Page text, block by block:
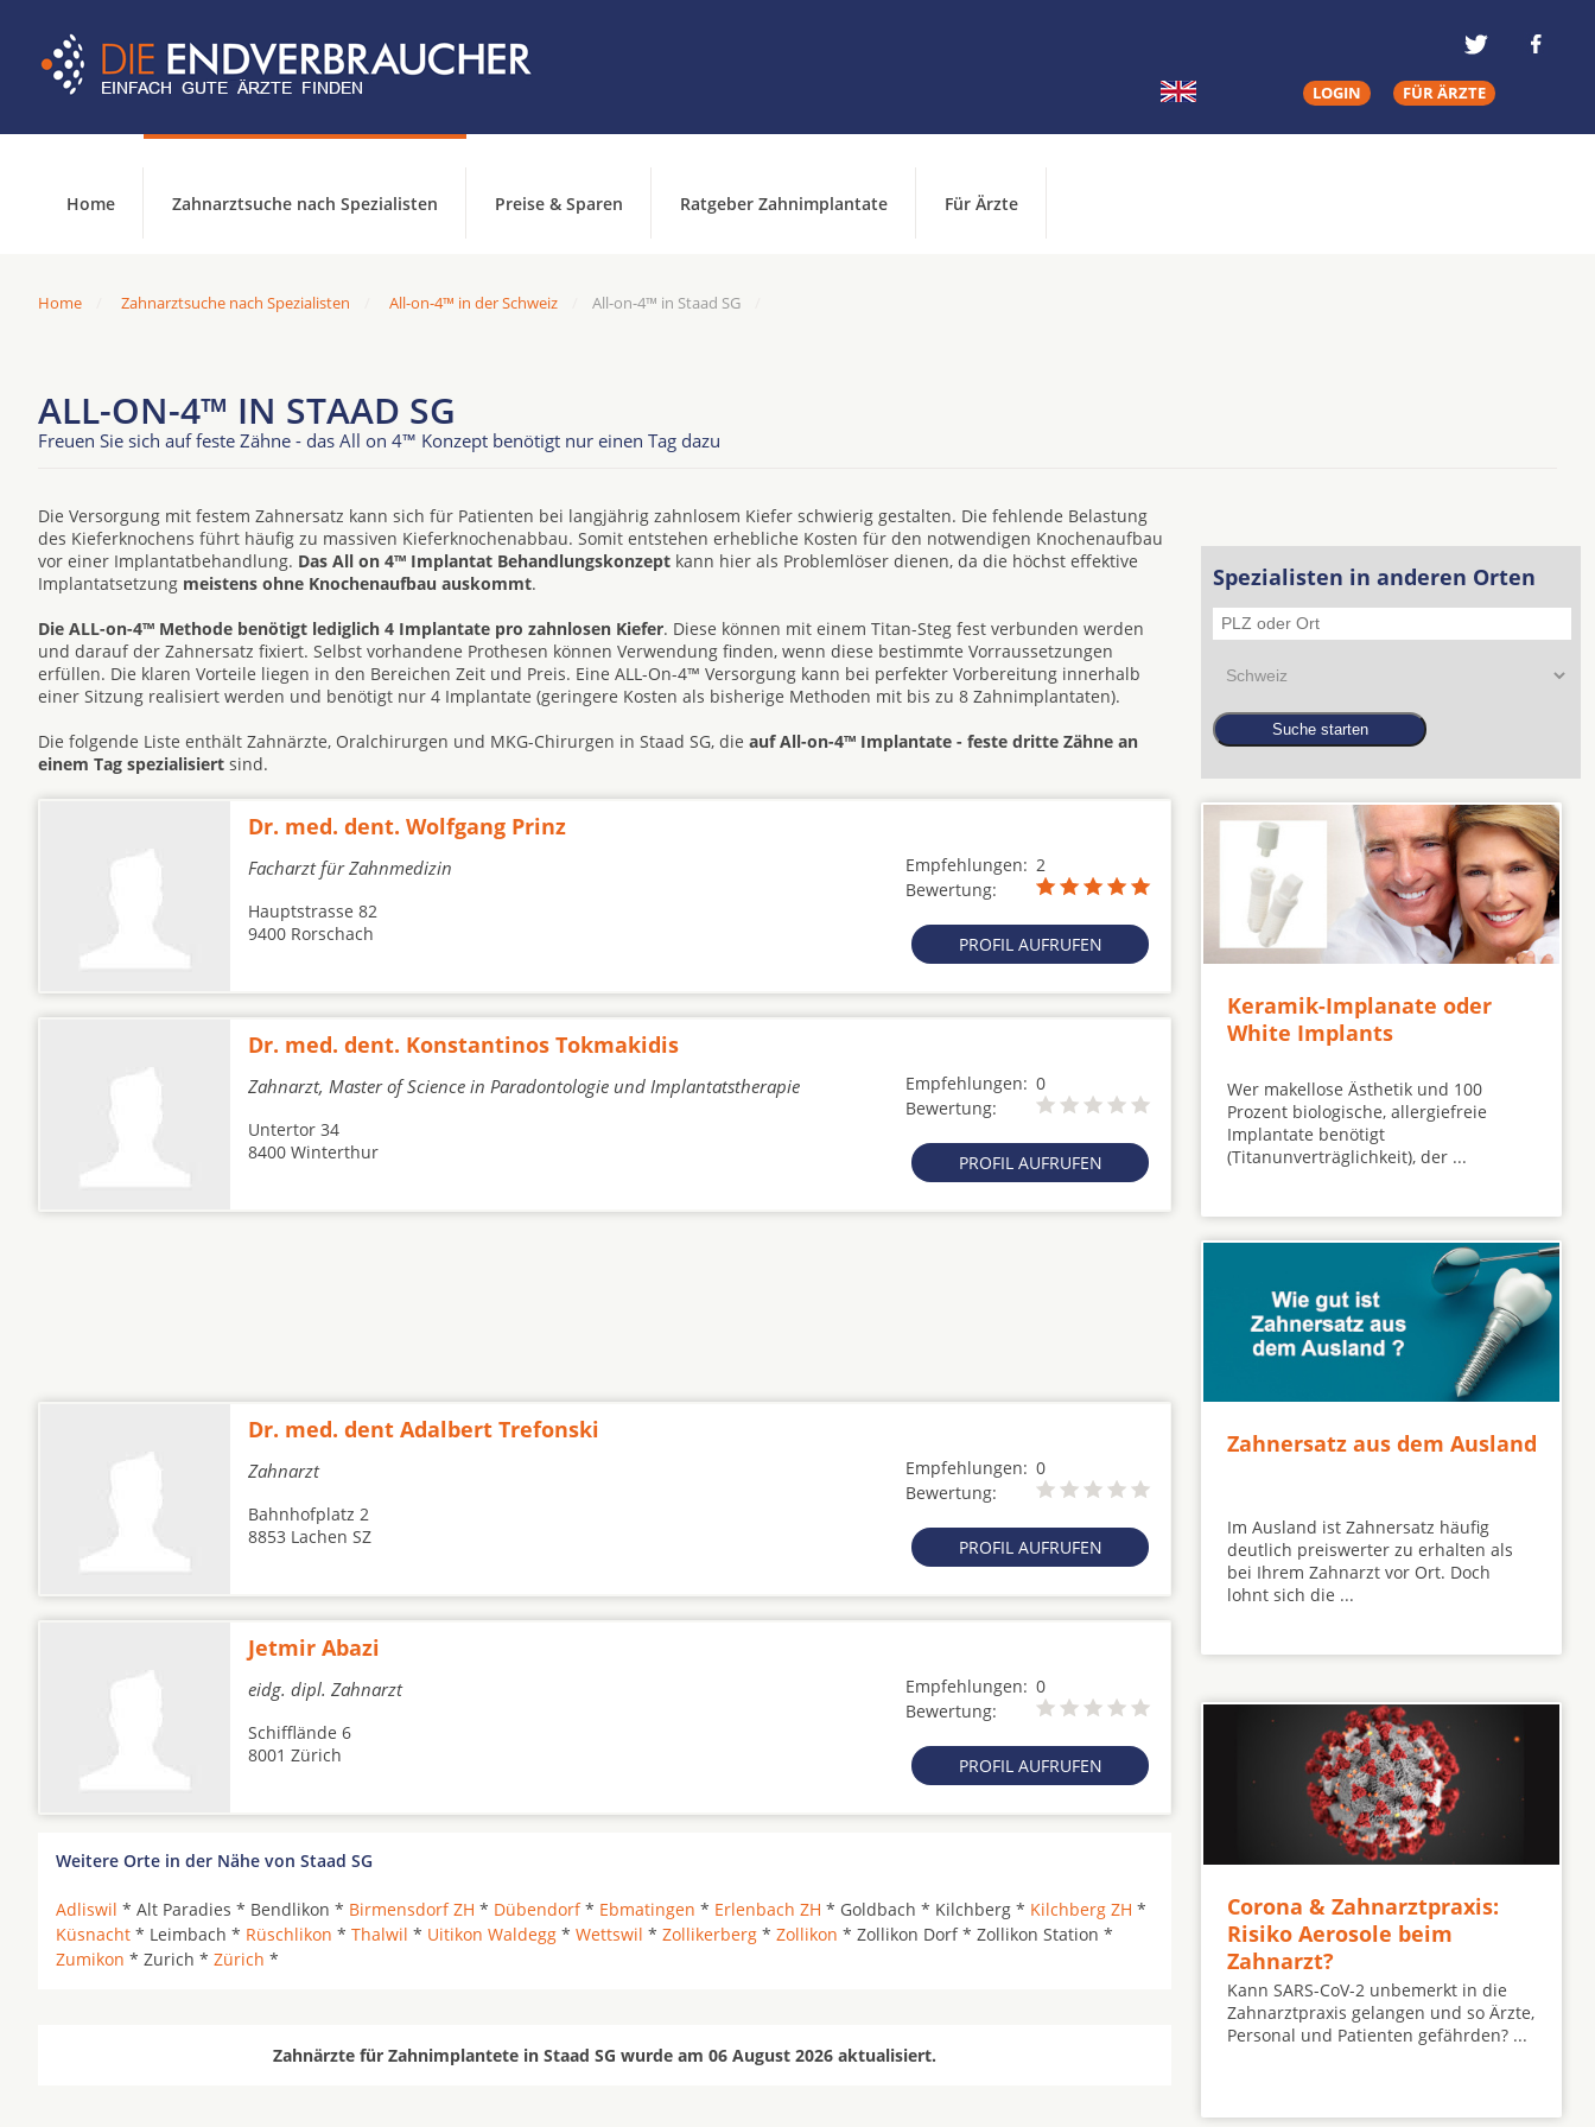
LOGIN FÜR ÄRZTE
Home Zahnarztsuche nach Spezialisten Preise & Sparen Ratgeber Zahnimplantate Für Ärzte
Home Zahnarztsuche nach Spezialisten All-on-4™ in der Schweiz All-on-4™ in Staad SG
ALL-ON-4™ IN STAAD SG
Freuen Sie sich auf feste Zähne - das All on 4™ Konzept benötigt nur einen Tag dazu
Die Versorgung mit festem Zahnersatz kann sich für Patienten bei langjährig zahnlosem Kiefer schwierig gestalten. Die fehlende Belastung
des Kieferknochens führt häufig zu massiven Kieferknochenabbau. Somit entstehen erhebliche Kosten für den notwendigen Knochenaufbau
vor einer Implantatbehandlung. Das All on 4™ Implantat Behandlungskonzept kann hier als Problemlöser dienen, da die höchst effektive
Implantatsetzung meistens ohne Knochenaufbau auskommt.
Die ALL-on-4™ Methode benötigt lediglich 4 Implantate pro zahnlosen Kiefer. Diese können mit einem Titan-Steg fest verbunden werden
und darauf der Zahnersatz fixiert. Selbst vorhandene Prothesen können Verwendung finden, wenn diese bestimmte Vorraussetzungen
erfüllen. Die klaren Vorteile liegen in den Bereichen Zeit und Preis. Eine ALL-On-4™ Versorgung kann bei perfekter Vorbereitung innerhalb
einer Sitzung realisiert werden und benötigt nur 4 Implantate (geringere Kosten als bisherige Methoden mit bis zu 8 Zahnimplantaten).
Die folgende Liste enthält Zahnärzte, Oralchirurgen und MKG-Chirurgen in Staad SG, die auf All-on-4™ Implantate - feste dritte Zähne an
einem Tag spezialisiert sind.
Dr. med. dent. Wolfgang Prinz
Facharzt für Zahnmedizin Empfehlungen: 2
Bewertung:
PROFIL AUFRUFEN
Hauptstrasse 82
9400 Rorschach
Dr. med. dent. Konstantinos Tokmakidis
Zahnarzt, Master of Science in Paradontologie und Implantatstherapie Empfehlungen: 0
Bewertung:
PROFIL AUFRUFEN
Untertor 34
8400 Winterthur
Dr. med. dent Adalbert Trefonski
Zahnarzt Empfehlungen: 0
Bewertung:
PROFIL AUFRUFEN
Bahnhofplatz 2
8853 Lachen SZ
Jetmir Abazi
eidg. dipl. Zahnarzt Empfehlungen: 0
Bewertung:
PROFIL AUFRUFEN
Schifflände 6
8001 Zürich
Weitere Orte in der Nähe von Staad SG
Adliswil * Alt Paradies * Bendlikon * Birmensdorf ZH * Dübendorf* Ebmatingen * Erlenbach ZH * Goldbach * Kilchberg * Kilchberg ZH *
Küsnacht * Leimbach * Rüschlikon * Thalwil * Uitikon Waldegg * Wettswil * Zollikerberg * Zollikon * Zollikon Dorf * Zollikon Station *
Zumikon * Zurich * Zürich *
Zahnärzte für Zahnimplantete in Staad SG wurde am 06 August 2026 aktualisiert.
Spezialisten in anderen Orten
Keramik-Implanate oder
White Implants
Wer makellose Ästhetik und 100
Prozent biologische, allergiefreie
Implantate benötigt
(Titanunverträglichkeit), der ...
Zahnersatz aus dem Ausland
Im Ausland ist Zahnersatz häufig
deutlich preiswerter zu erhalten als
bei Ihrem Zahnarzt vor Ort. Doch
lohnt sich die ...
Corona & Zahnarztpraxis:
Risiko Aerosole beim
Zahnarzt?
Kann SARS-CoV-2 unbemerkt in die
Zahnarztpraxis gelangen und so Ärzte,
Personal und Patienten gefährden? ...